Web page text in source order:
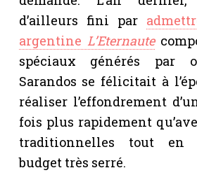
d’ailleurs fini par
argentine L’Eternaute
spéciaux générés par
Sarandos se félicitait à
réaliser l’effondrement
fois plus rapidement
traditionnelles tout en
budget très serré.